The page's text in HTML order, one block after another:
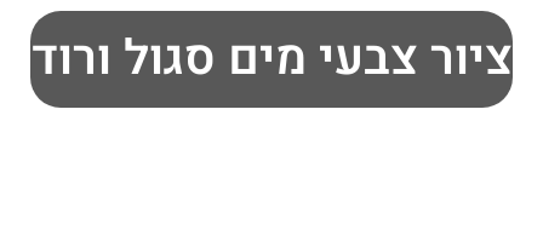
ציור צבעי מים סגול ורוד